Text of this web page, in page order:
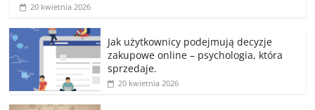
20 kwietnia 2026
Jak użytkownicy podejmują decyzje
zakupowe online – psychologia, która
sprzedaje.
20 kwietnia 2026